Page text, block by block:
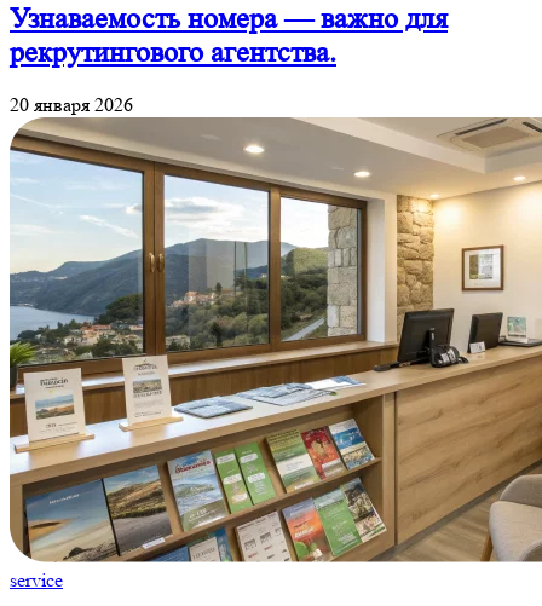
Узнаваемость номера — важно для
рекрутингового агентства.
20 января 2026
service